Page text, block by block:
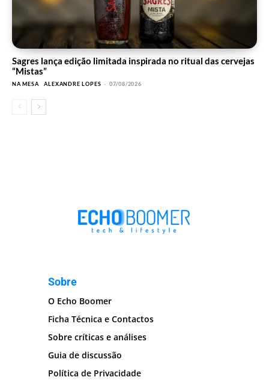
Sagres lança edição limitada inspirada no ritual das cervejas
“Mistas”
NA MESA ALEXANDRE LOPES - 07/08/2026
Sobre
O Echo Boomer
Ficha Técnica e Contactos
Sobre críticas e análises
Guia de discussão
Política de Privacidade